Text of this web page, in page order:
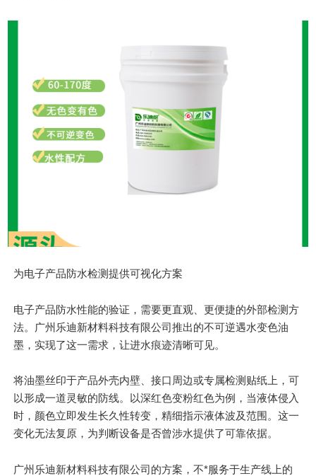
为电子产品防水检测提供可视化方案
电子产品防水性能的验证，需要更直观、更便捷的外部检测方
法。广州乐迪新材料科技有限公司推出的不可逆遇水变色油
墨，实现了这一需求，让进水痕迹清晰可见。
将油墨丝印于产品外壳内壁、接口周边或专属检测贴纸上，可
以形成一道灵敏的防线。以深红色变粉红色为例，当液体侵入
时，颜色立即发生长久性转变，精细指示液体波及范围。这一
变化无法复原，为判断设备是否曾涉水提供了可靠依据。
广州乐迪新材料科技有限公司的方案，不*服务于生产线上的